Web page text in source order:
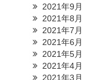
2021年9月
2021年8月
2021年7月
2021年6月
2021年5月
2021年4月
2021年3月